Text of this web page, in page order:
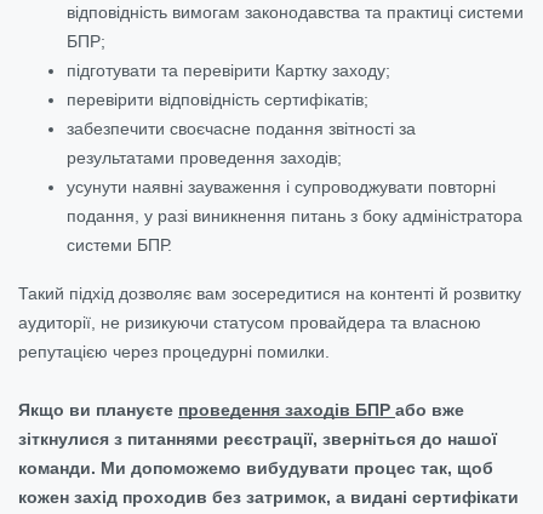
відповідність вимогам законодавства та практиці системи
БПР;
підготувати та перевірити Картку заходу;
перевірити відповідність сертифікатів;
забезпечити своєчасне подання звітності за
результатами проведення заходів;
усунути наявні зауваження і супроводжувати повторні
подання, у разі виникнення питань з боку адміністратора
системи БПР.
Такий підхід дозволяє вам зосередитися на контенті й розвитку
аудиторії, не ризикуючи статусом провайдера та власною
репутацією через процедурні помилки.
Якщо ви плануєте проведення заходів БПР або вже
зіткнулися з питаннями реєстрації, зверніться до нашої
команди. Ми допоможемо вибудувати процес так, щоб
кожен захід проходив без затримок, а видані сертифікати